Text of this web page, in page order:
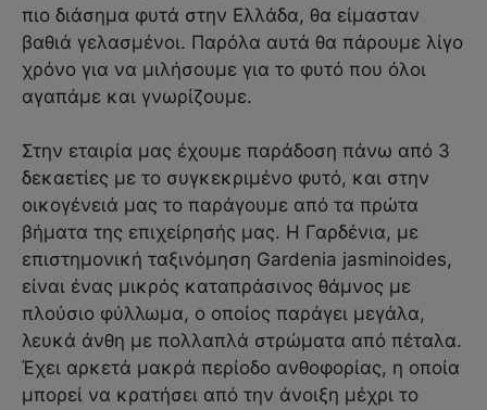
πιο διάσημα φυτά στην Ελλάδα, θα είμασταν
βαθιά γελασμένοι. Παρόλα αυτά θα πάρουμε λίγο
χρόνο για να μιλήσουμε για το φυτό που όλοι
αγαπάμε και γνωρίζουμε.
Στην εταιρία μας έχουμε παράδοση πάνω από 3
δεκαετίες με το συγκεκριμένο φυτό, και στην
οικογένειά μας το παράγουμε από τα πρώτα
βήματα της επιχείρησής μας. Η Γαρδένια, με
επιστημονική ταξινόμηση Gardenia jasminoides,
είναι ένας μικρός καταπράσινος θάμνος με
πλούσιο φύλλωμα, ο οποίος παράγει μεγάλα,
λευκά άνθη με πολλαπλά στρώματα από πέταλα.
Έχει αρκετά μακρά περίοδο ανθοφορίας, η οποία
μπορεί να κρατήσει από την άνοιξη μέχρι το